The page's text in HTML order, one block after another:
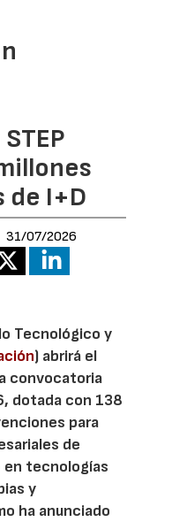
de I+D
31/07/2026
Tecnológico y
) abrirá el
convocatoria
dotada con 138
para
de
en tecnologías
y
ha anunciado